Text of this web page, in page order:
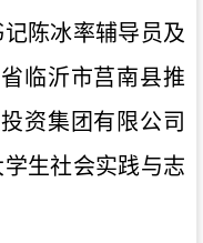
陈冰率辅导员及
临沂市莒南县推
资集团有限公司
生社会实践与志